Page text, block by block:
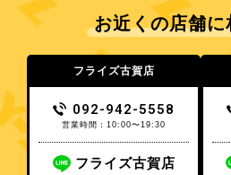
お近くの店舗
フライズ古賀店
092-942-5558
営業時間：10:00〜19:30
フライズ古賀店